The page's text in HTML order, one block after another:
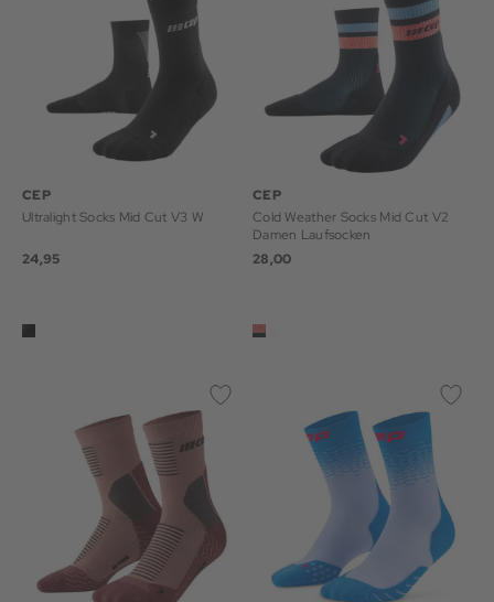
CEP
Ultralight Socks Mid Cut V3 W
24,95
CEP
Cold Weather Socks Mid Cut V2
Damen Laufsocken
28,00